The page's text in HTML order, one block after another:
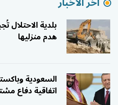
بلدية الاحتلال
هدم منزليها
السعودية
اتفاقية دفاع